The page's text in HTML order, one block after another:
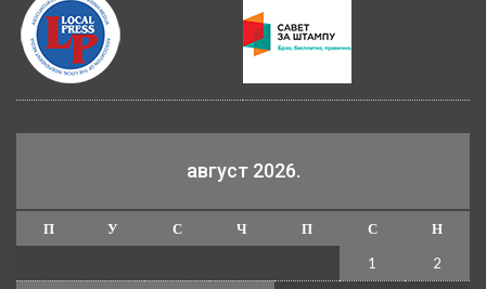
август 2026.
П У С Ч П С
Н
1
2